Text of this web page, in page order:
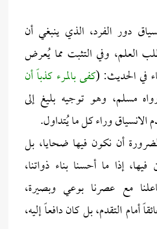
دور الفرد، الذي ينبغي أن
العلم، وفي التثبت مما يُعرض
في الحديث: (كفى بالمرء كذباً أن
مسلم، وهو توجيه بليغ إلى
وراء كل ما يُتداول.
أن نكون فيها ضحايا، بل
إذا ما أحسنا بناء ذواتنا،
مع عصرنا بوعي وبصيرة،
أمام التقدم، بل كان دافعاً إليه،